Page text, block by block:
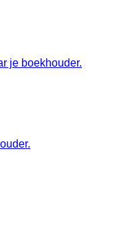
je boekhouder.